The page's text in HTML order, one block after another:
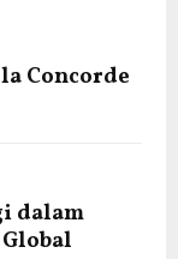
Concorde
dalam